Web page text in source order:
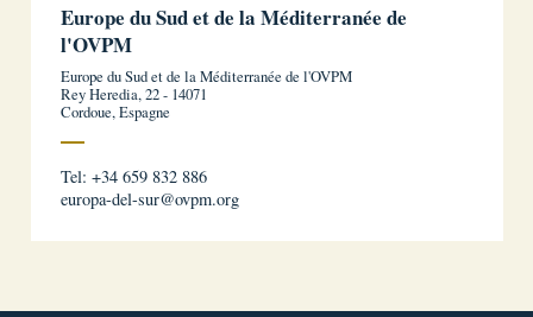
Europe du Sud et de la Méditerranée de
l'OVPM
Europe du Sud et de la Méditerranée de l'OVPM
Rey Heredia, 22 - 14071
Cordoue, Espagne
Tel: +34 659 832 886
europa-del-sur@ovpm.org